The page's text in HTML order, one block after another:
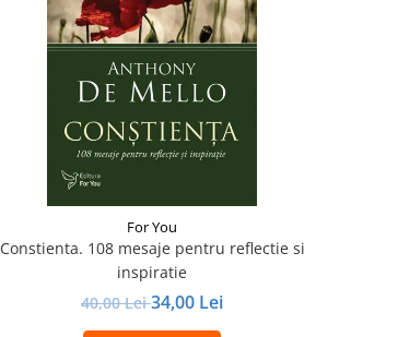
For You
Constienta. 108 mesaje pentru reflectie si
inspiratie
40,00 Lei34,00 Lei